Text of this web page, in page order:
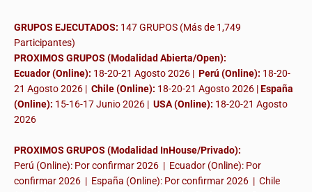
GRUPOS EJECUTADOS: 147 GRUPOS (Más de 1,749
Participantes)
PROXIMOS GRUPOS (Modalidad Abierta/Open):
Ecuador (Online): 18-20-21 Agosto 2026 | Perú (Online): 18-20-
21 Agosto 2026 | Chile (Online): 18-20-21 Agosto 2026 |España
(Online): 15-16-17 Junio 2026 | USA (Online): 18-20-21 Agosto
2026
PROXIMOS GRUPOS (Modalidad InHouse/Privado):
Perú (Online): Por confirmar 2026 | Ecuador (Online): Por
confirmar 2026 | España (Online): Por confirmar 2026 | Chile